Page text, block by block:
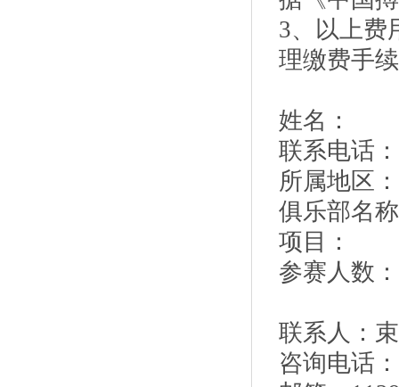
3、以上费
理缴费手
姓名：
联系电话：
所属地区：
俱乐部名
项目：
参赛人数：
联系人：
咨询电话